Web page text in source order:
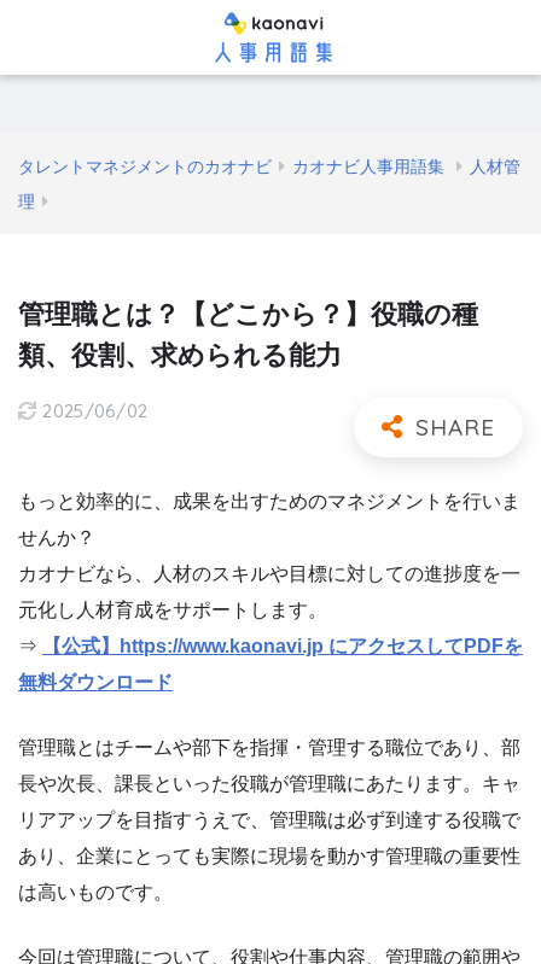
タレントマネジメントのカオナビ カオナビ人事用語集
人材管
理
管理職とは？【どこから？】役職の種
類、役割、求められる能力
2025/06/02
もっと効率的に、成果を出すためのマネジメントを行いま
せんか？
カオナビなら、人材のスキルや目標に対しての進捗度を一
元化し人材育成をサポートします。
⇒
【公式】https://www.kaonavi.jp にアクセスしてPDFを
無料ダウンロード
管理職とはチームや部下を指揮・管理する職位であり、部
長や次長、課長といった役職が管理職にあたります。キャ
リアアップを目指すうえで、管理職は必ず到達する役職で
あり、企業にとっても実際に現場を動かす管理職の重要性
は高いものです。
今回は管理職について、役割や仕事内容、管理職の範囲や